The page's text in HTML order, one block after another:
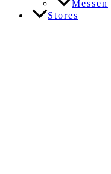
Messen
Stores